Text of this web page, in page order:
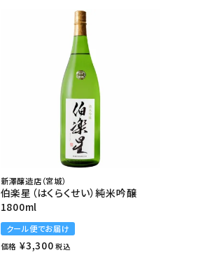
新澤醸造店（宮城）
伯楽星（はくらくせい）純米吟醸
1800ml
クール便でお届け
価格 ¥3,300 税込